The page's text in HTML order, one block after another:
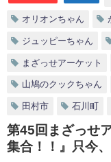
オリオンちゃん
ジュッピーちゃん
まざっせアーケット
山鳩のクックちゃん
田村市 石川町
第45回まざっせ
集合！！』只今